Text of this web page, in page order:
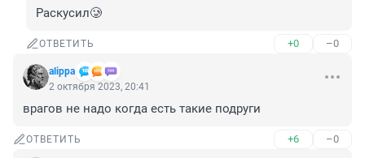
Раскусил🥲
ОТВЕТИТЬ +0 –0
alippa
2 октября 2023, 20:41
врагов не надо когда есть такие подруги
ОТВЕТИТЬ +6 –0